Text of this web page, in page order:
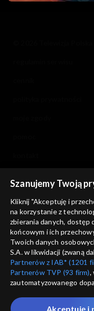
informacje o dostawcy
Szanujemy Twoją
Kliknij "Akceptuję i
na korzystanie z
zbierania danych, dostęp
końcowym i ich
Twoich danych
S.A. w likwidacji (zwaną
Partnerów z IAB* (1201
Partnerów TVP (93 firm),
zautomatyzowanego
które wskazujemy
Akceptuję i